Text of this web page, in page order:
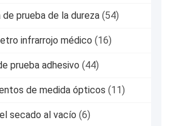
de prueba de la dureza (54)
infrarrojo médico (16)
prueba adhesivo (44)
de medida ópticos (11)
secado al vacío (6)